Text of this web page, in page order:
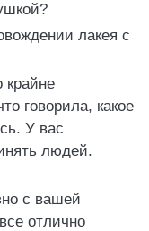
лакея с
говорила, какое
У вас
людей.
с вашей
отлично